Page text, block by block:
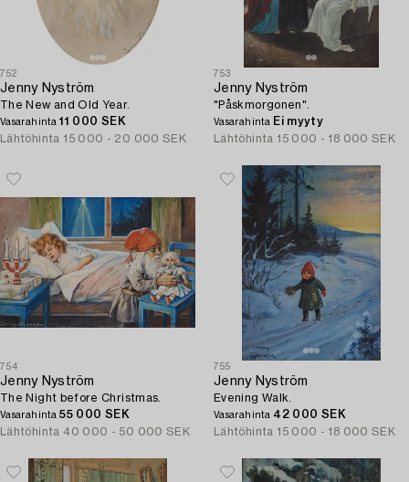
752
Jenny Nyström
The New and Old Year.
Vasarahinta11 000 SEK
Lähtöhinta 15 000 - 20 000 SEK
753
Jenny Nyström
"Påskmorgonen".
Vasarahinta Ei myyty
Lähtöhinta 15 000 - 18 000 SEK
754
Jenny Nyström
The Night before Christmas.
Vasarahinta55 000 SEK
Lähtöhinta 40 000 - 50 000 SEK
755
Jenny Nyström
Evening Walk.
Vasarahinta 42 000 SEK
Lähtöhinta 15 000 - 18 000 SEK